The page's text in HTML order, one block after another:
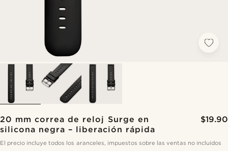
20 mm correa de reloj Surge en
silicona negra – liberación rápida
$19.90
El precio incluye todos los aranceles, impuestos sobre las ventas no incluidos